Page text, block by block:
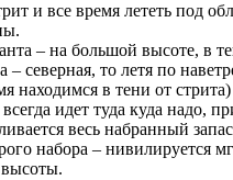
и все время лететь под
– на большой высоте, в
– северная, то летя по
находимся в тени от
идет туда куда надо,
весь набранный
набора – нивилируется